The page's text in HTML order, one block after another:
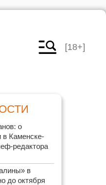
[18+]
о
в Каменске-
редактора
в
до октября